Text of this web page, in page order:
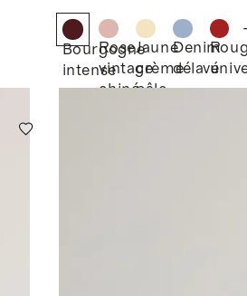
Bourgogne
intense
Rose
vintage
chiné
Jaune
crème
pâle
Denim
délavé